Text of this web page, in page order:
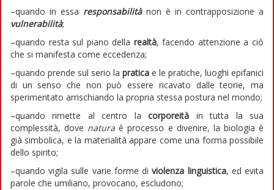
–quando in essa responsabilitànon è in contrapposizione a
vulnerabilità;
–quando resta sul piano della realtà, facendo attenzione a ciò
che si manifesta come eccedenza;
–quando prende sul serio la pratica e le pratiche, luoghi epifanici
di un senso che non può essere ricavato dalle teorie, ma
sperimentato arrischiando la propria stessa postura nel mondo;
–quando rimette al centro lacorporeità in tutta la sua
complessità, dove natura è processo e divenire, la biologia è
già simbolica, e la materialità appare come una forma possibile
dello spirito;
–quando vigila sulle varie forme diviolenza linguistica, ed evita
parole che umiliano, provocano, escludono;